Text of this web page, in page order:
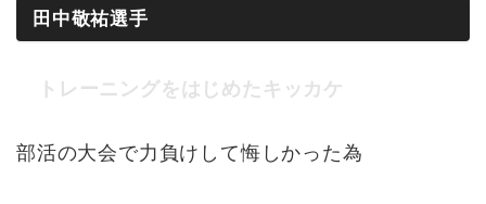
田中敬祐選手
トレーニングをはじめたキッカケ
部活の大会で力負けして悔しかった為